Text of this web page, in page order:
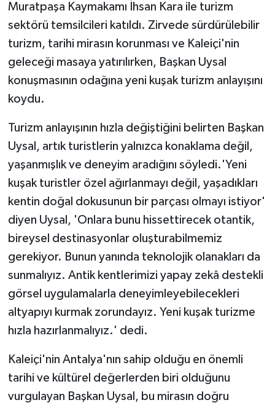
Muratpaşa Kaymakamı İhsan Kara ile turizm
sektörü temsilcileri katıldı. Zirvede sürdürülebilir
turizm, tarihi mirasın korunması ve Kaleiçi'nin
geleceği masaya yatırılırken, Başkan Uysal
konuşmasının odağına yeni kuşak turizm anlayışını
koydu.
Turizm anlayışının hızla değiştiğini belirten Başkan
Uysal, artık turistlerin yalnızca konaklama değil,
yaşanmışlık ve deneyim aradığını söyledi.'Yeni
kuşak turistler özel ağırlanmayı değil, yaşadıkları
kentin doğal dokusunun bir parçası olmayı istiyor'
diyen Uysal, 'Onlara bunu hissettirecek otantik,
bireysel destinasyonlar oluşturabilmemiz
gerekiyor. Bunun yanında teknolojik olanakları da
sunmalıyız. Antik kentlerimizi yapay zekâ destekli
görsel uygulamalarla deneyimleyebilecekleri
altyapıyı kurmak zorundayız. Yeni kuşak turizme
hızla hazırlanmalıyız.' dedi.
Kaleiçi'nin Antalya'nın sahip olduğu en önemli
tarihi ve kültürel değerlerden biri olduğunu
vurgulayan Başkan Uysal, bu mirasın doğru